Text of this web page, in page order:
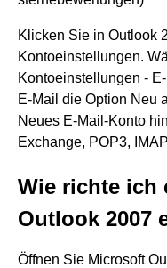
Klicken Sie in Outlook
Kontoeinstellungen.
Kontoeinstellungen -
E-Mail die Option Neu
Neues E-Mail-Konto
Exchange, POP3,
Wie richte ich
Outlook 2007
Öffnen Sie Microsoft